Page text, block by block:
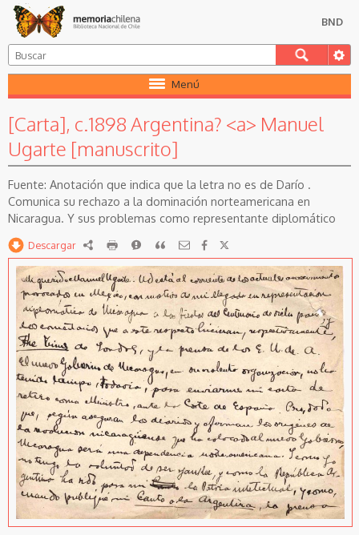
BND
Menú
[Carta], c.1898 Argentina? <a> Manuel
Ugarte [manuscrito]
Anotación que indica que la letra no es de Darío .
Comunica su rechazo a la dominación norteamericana en
Nicaragua. Y sus problemas como representante diplomático
Descargar RDF imprimirReportarCitar